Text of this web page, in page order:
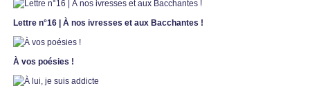
Lettre n°16 | À nos ivresses et aux Bacchantes !
À vos poésies !